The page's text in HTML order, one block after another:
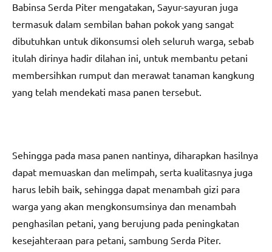
Babinsa Serda Piter mengatakan, Sayur-sayuran juga
termasuk dalam sembilan bahan pokok yang sangat
dibutuhkan untuk dikonsumsi oleh seluruh warga, sebab
itulah dirinya hadir dilahan ini, untuk membantu petani
membersihkan rumput dan merawat tanaman kangkung
yang telah mendekati masa panen tersebut.
Sehingga pada masa panen nantinya, diharapkan hasilnya
dapat memuaskan dan melimpah, serta kualitasnya juga
harus lebih baik, sehingga dapat menambah gizi para
warga yang akan mengkonsumsinya dan menambah
penghasilan petani, yang berujung pada peningkatan
kesejahteraan para petani, sambung Serda Piter.